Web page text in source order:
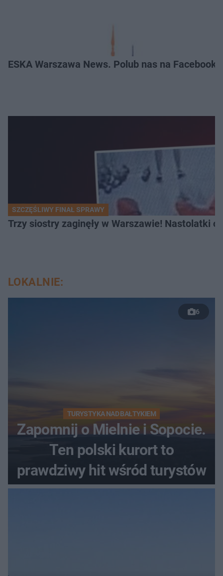
ESKA Warszawa News. Polub nas na
SZCZĘŚLIWY FINAŁ SPRAWY
Trzy siostry zaginęły w Warszawie! Nastolatki
LOKALNIE:
6
TURYSTYKA NAD BAŁTYKIEM
Zapomnij o Mielnie i Sopocie.
Ten polski kurort to
prawdziwy hit wśród turystów